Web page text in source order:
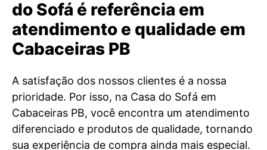
do Sofá é referência em
atendimento e qualidade em
Cabaceiras PB
A satisfação dos nossos clientes é a nossa
prioridade. Por isso, na Casa do Sofá em
Cabaceiras PB, você encontra um atendimento
diferenciado e produtos de qualidade, tornando
sua experiência de compra ainda mais especial.